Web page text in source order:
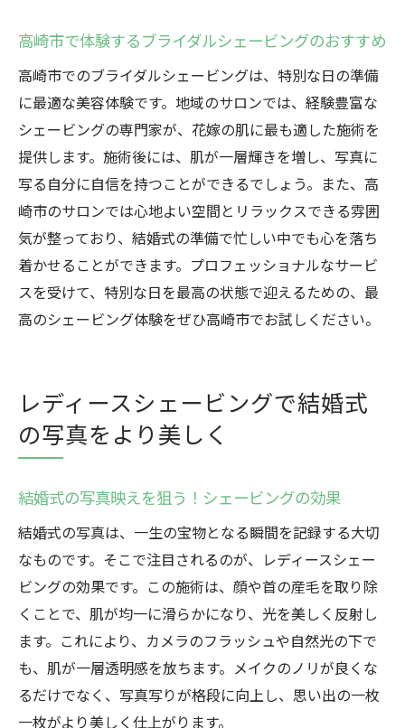
高崎市で体験するブライダルシェービングのおすすめ
高崎市でのブライダルシェービングは、特別な日の準備
に最適な美容体験です。地域のサロンでは、経験豊富な
シェービングの専門家が、花嫁の肌に最も適した施術を
提供します。施術後には、肌が一層輝きを増し、写真に
写る自分に自信を持つことができるでしょう。また、高
崎市のサロンでは心地よい空間とリラックスできる雰囲
気が整っており、結婚式の準備で忙しい中でも心を落ち
着かせることができます。プロフェッショナルなサービ
スを受けて、特別な日を最高の状態で迎えるための、最
高のシェービング体験をぜひ高崎市でお試しください。
レディースシェービングで結婚式
の写真をより美しく
結婚式の写真映えを狙う！シェービングの効果
結婚式の写真は、一生の宝物となる瞬間を記録する大切
なものです。そこで注目されるのが、レディースシェー
ビングの効果です。この施術は、顔や首の産毛を取り除
くことで、肌が均一に滑らかになり、光を美しく反射し
ます。これにより、カメラのフラッシュや自然光の下で
も、肌が一層透明感を放ちます。メイクのノリが良くな
るだけでなく、写真写りが格段に向上し、思い出の一枚
一枚がより美しく仕上がります。